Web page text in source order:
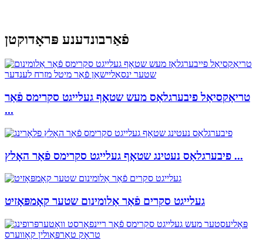
פֿאַרבונדענע פּראָדוקטן
טריאַקסיאַל פיבערגלאַס מעש שטאָף געלייגט סקרימס פֿאַר
...
פיבערגלאַס נעטינג שטאָף געלייגט סקרימס פֿאַר האָלץ ...
געלייגט סקרים פֿאַר אַלומינום שטער קאָמפּאָזיט